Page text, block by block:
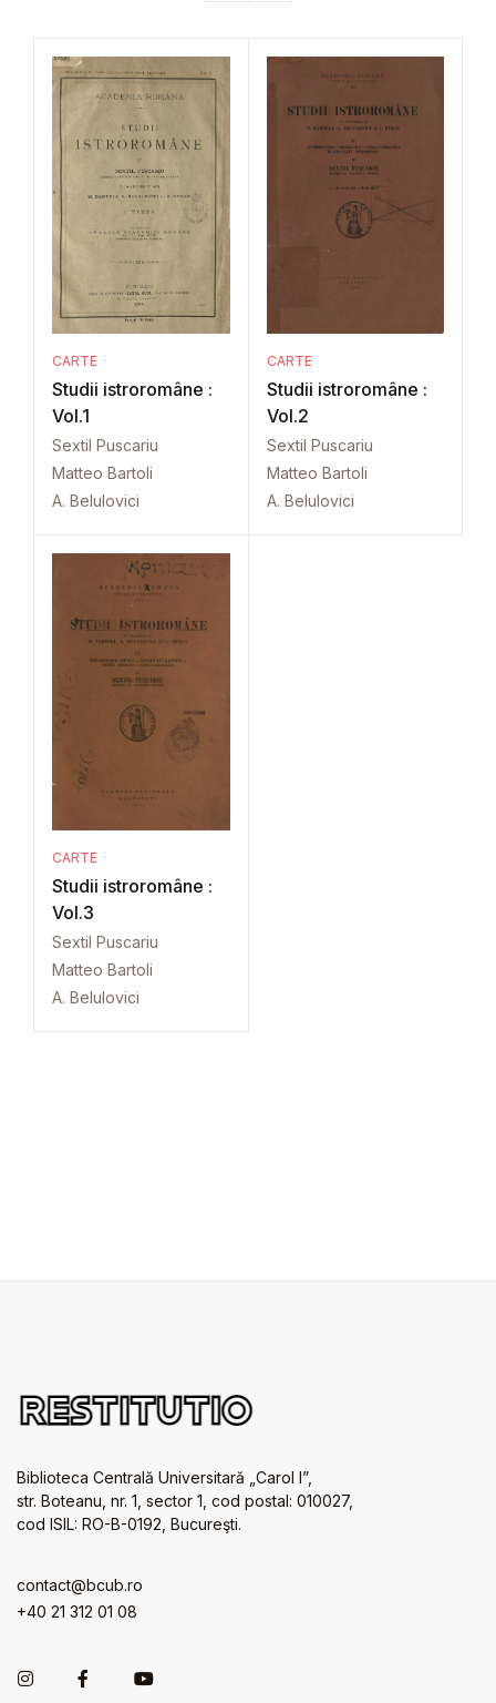
CARTE
Studii istroromâne :
Vol.1
Sextil Puscariu
Matteo Bartoli
A. Belulovici
CARTE
Studii istroromâne :
Vol.2
Sextil Puscariu
Matteo Bartoli
A. Belulovici
CARTE
Studii istroromâne :
Vol.3
Sextil Puscariu
Matteo Bartoli
A. Belulovici
Biblioteca Centrală Universitară „Carol I”,
str. Boteanu, nr. 1, sector 1, cod postal: 010027,
cod ISIL: RO-B-0192, Bucureşti.
contact@bcub.ro
+40 21 312 01 08